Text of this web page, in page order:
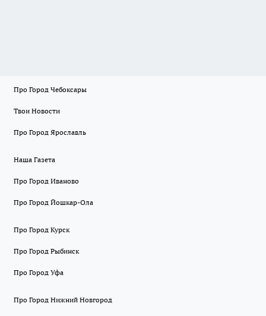
Про Город Чебоксары
Твои Новости
Про Город Ярославль
Наша Газета
Про Город Иваново
Про Город Йошкар-Ола
Про Город Курск
Про Город Рыбинск
Про Город Уфа
Про Город Нижний Новгород